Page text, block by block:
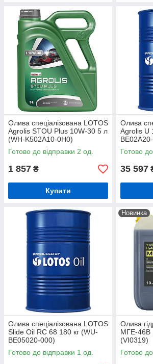
Олива спеціалізована LOTOS
Agrolis STOU Plus 10W-30 5 л
(WH-K502A10-0H0)
Готово до відправки 2 од.
1 857 ₴
Купити
Олива
Agrolis U
Готово
35 597
Олива спеціалізована LOTOS
Slide Oil RC 68 180 кг (WU-
BE05020-000)
Готово до відправки 1 од.
Новинка
Олива
МГЕ-46В
(VI0319)
Готово